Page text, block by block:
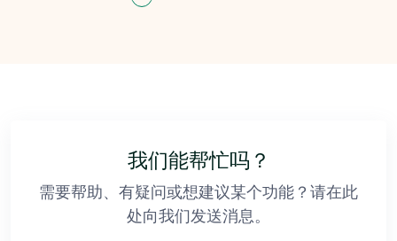
我们能帮忙吗？
需要帮助、有疑问或想建议某个功能？请在此
处向我们发送消息。